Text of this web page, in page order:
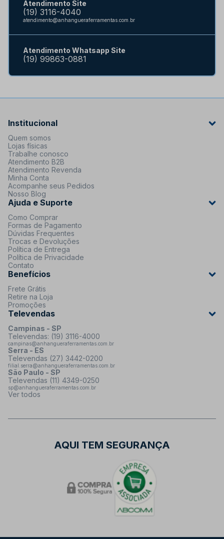
Atendimento Site
(19) 3116-4040
atendimento@anhangueraferramentas.com.br
Atendimento Whatsapp Site
(19) 99863-0881
Institucional
Quem somos
Lojas físicas
Trabalhe conosco
Atendimento B2B
Atendimento Revenda
Minha Conta
Acompanhe seus Pedidos
Nosso Blog
Ajuda e Suporte
Como Comprar
Formas de Pagamento
Dúvidas Frequentes
Trocas e Devoluções
Política de Entrega
Política de Privacidade
Contato
Benefícios
Frete Grátis
Retire na Loja
Promoções
Televendas
Campinas - SP
Televendas: (19) 3116-4000
campinas@anhangueraferramentas.com.br
Serra - ES
Televendas (27) 3442-0200
filial.serra@anhangueraferramentas.com.br
São Paulo - SP
Televendas (11) 4349-0250
sp@anhangueraferramentas.com.br
Ver todos
AQUI TEM SEGURANÇA